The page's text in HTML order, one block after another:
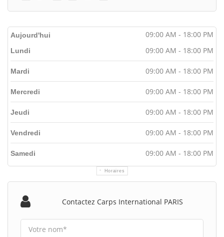
Aujourd'hui 09:00 AM - 18:00 PM
Horaires
Lundi 09:00 AM - 18:00 PM
Mardi 09:00 AM - 18:00 PM
Mercredi 09:00 AM - 18:00 PM
Jeudi 09:00 AM - 18:00 PM
Vendredi 09:00 AM - 18:00 PM
Samedi 09:00 AM - 18:00 PM
Contactez Carps International PARIS